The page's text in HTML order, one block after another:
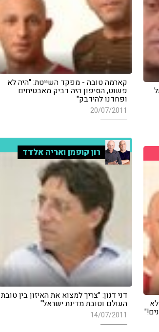
קארמה טובה - מפקד השייטת: "היה לא
פשוט, הסיפון היה דביק מאבטיחים
ופחדנו להידבק"
20/07/2011
רון קופמן ואריה אלדד
דני דנון: "צריך למצוא את האיזון בין טובת
העולם וטובת מדינת ישראל"
14/07/2011